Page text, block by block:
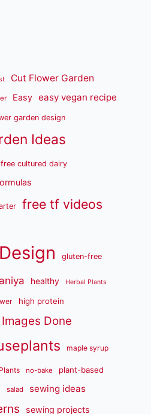
Cut Flower Garden
Easy easy vegan recipe
garden design
Ideas
free cultured dairy
free tf videos
gluten-free
healthy Herbal Plants
high protein
Images Done
maple syrup
no-bake plant-based
salad sewing ideas
sewing projects